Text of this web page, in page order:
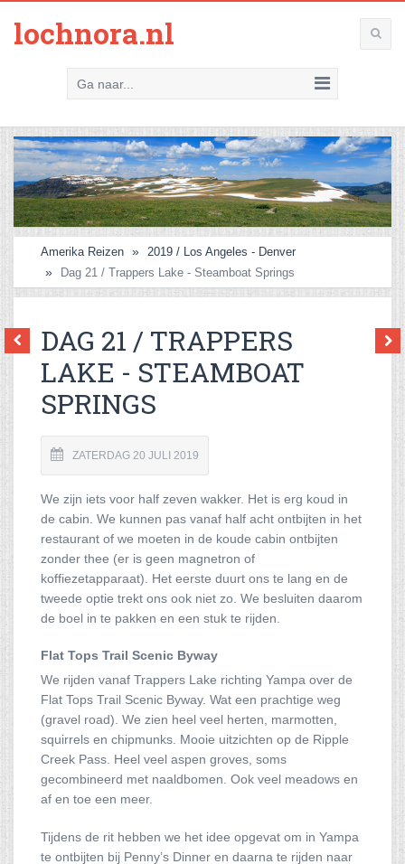
lochnora.nl
Ga naar...
Amerika Reizen
2019 / Los Angeles - Denver
Dag 21 / Trappers Lake - Steamboat Springs
DAG 21 / TRAPPERS
LAKE - STEAMBOAT
SPRINGS
ZATERDAG 20 JULI 2019
We zijn iets voor half zeven wakker. Het is erg koud in
de cabin. We kunnen pas vanaf half acht ontbijten in het
restaurant of we moeten in de koude cabin ontbijten
zonder thee (er is geen magnetron of
koffiezetapparaat). Het eerste duurt ons te lang en de
tweede optie trekt ons ook niet zo. We besluiten daarom
de boel in te pakken en een stuk te rijden.
Flat Tops Trail Scenic Byway
We rijden vanaf Trappers Lake richting Yampa over de
Flat Tops Trail Scenic Byway. Wat een prachtige weg
(gravel road). We zien heel veel herten, marmotten,
squirrels en chipmunks. Mooie uitzichten op de Ripple
Creek Pass. Heel veel aspen groves, soms
gecombineerd met naaldbomen. Ook veel meadows en
af en toe een meer.
Tijdens de rit hebben we het idee opgevat om in Yampa
te ontbijten bij Penny’s Dinner en daarna te rijden naar